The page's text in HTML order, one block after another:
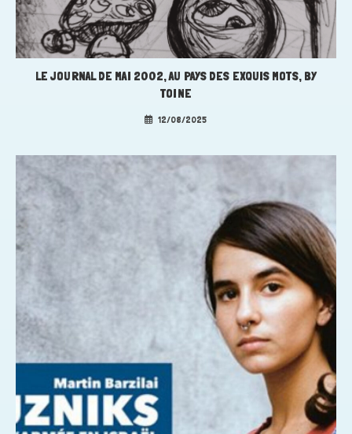
LE JOURNAL DE MAI 2002, AU PAYS DES EXQUIS MOTS, BY
TOINE
12/08/2025